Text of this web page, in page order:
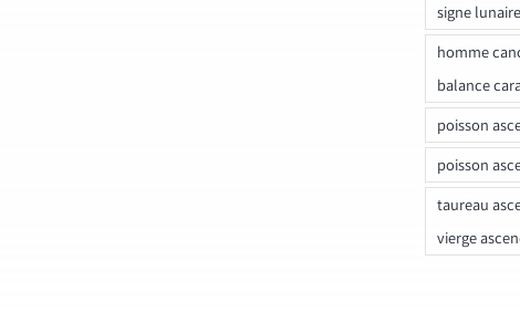
signe
homme
balance
poisson
poisson
taureau
vierge